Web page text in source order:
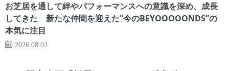
お芝居を通して絆やパフォーマンスへの意識を深め、成長
してきた 新たな仲間を迎えた“今のBEYOOOOONDS”の
本気に注目
2026.08.03